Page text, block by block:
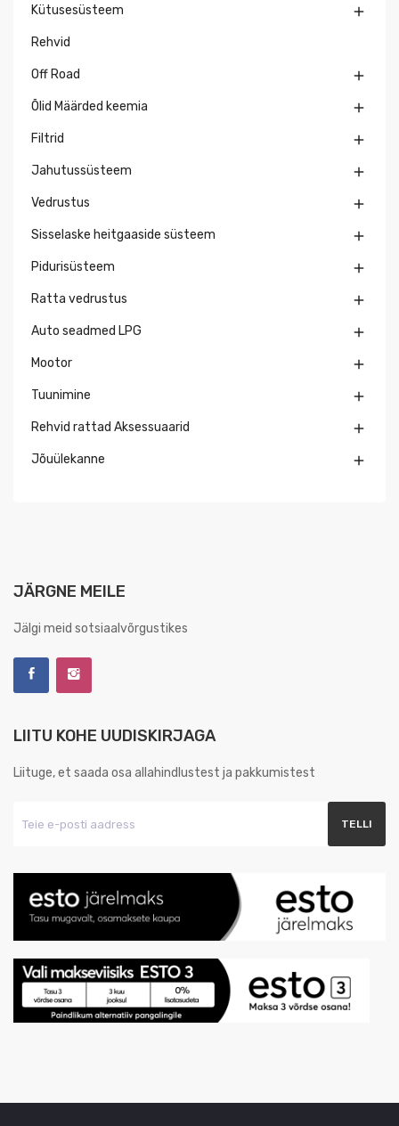
Kütusesüsteem 
Rehvid
Off Road 
Õlid Määrded keemia 
Filtrid 
Jahutussüsteem 
Vedrustus 
Sisselaske heitgaaside süsteem 
Pidurisüsteem 
Ratta vedrustus 
Auto seadmed LPG 
Mootor 
Tuunimine 
Rehvid rattad Aksessuaarid 
Jõuülekanne 
JÄRGNE MEILE
Jälgi meid sotsiaalvõrgustikes
LIITU KOHE UUDISKIRJAGA
Liituge, et saada osa allahindlustest ja pakkumistest